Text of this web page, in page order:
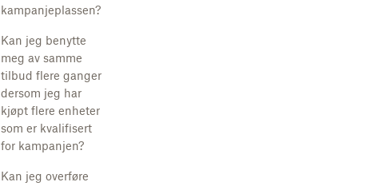
kampanjeplassen?
Kan jeg benytte
meg av samme
tilbud flere ganger
dersom jeg har
kjøpt flere enheter
som er kvalifisert
for kampanjen?
Kan jeg overføre